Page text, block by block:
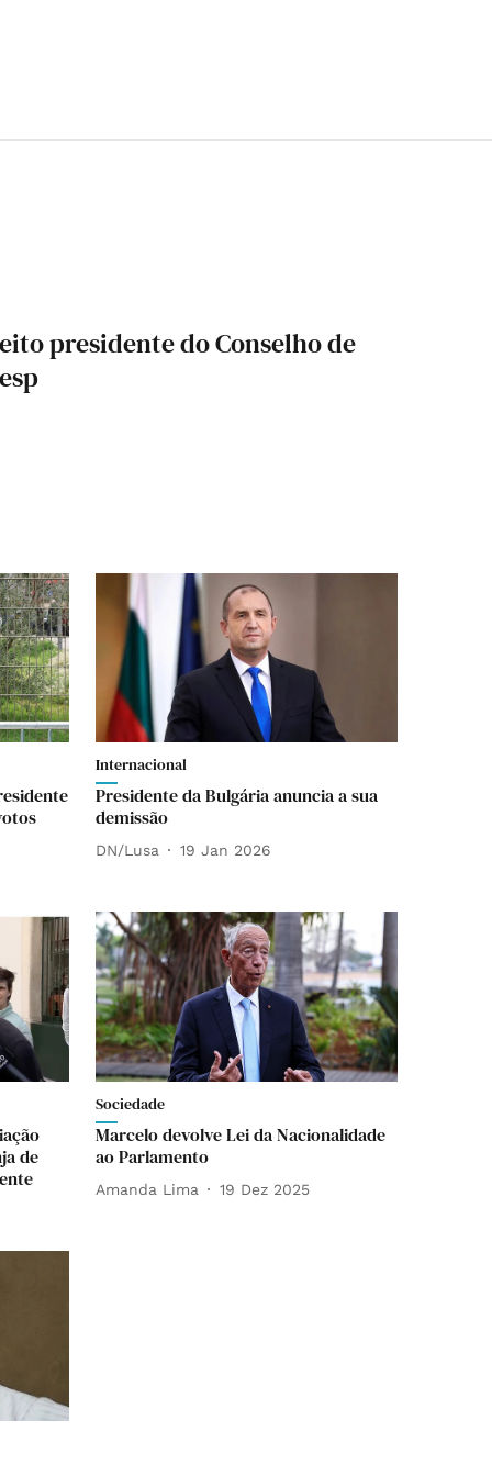
presidente do Conselho de
Internacional
Presidente da Bulgária anuncia a sua
demissão
DN/Lusa 19 Jan 2026
de
Sociedade
Marcelo devolve Lei da Nacionalidade
ao Parlamento
Amanda Lima 19 Dez 2025